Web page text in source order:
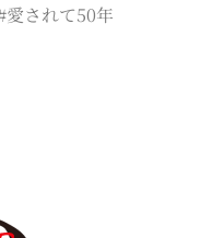
されて50年